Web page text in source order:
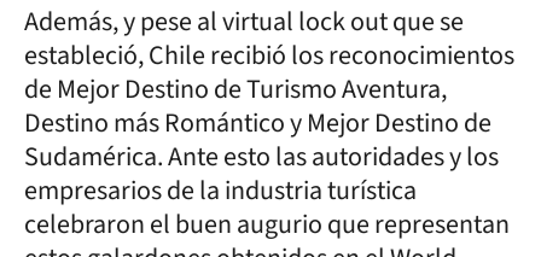
Además, y pese al virtual lock out que se
estableció, Chile recibió los reconocimientos
de Mejor Destino de Turismo Aventura,
Destino más Romántico y Mejor Destino de
Sudamérica. Ante esto las autoridades y los
empresarios de la industria turística
celebraron el buen augurio que representan